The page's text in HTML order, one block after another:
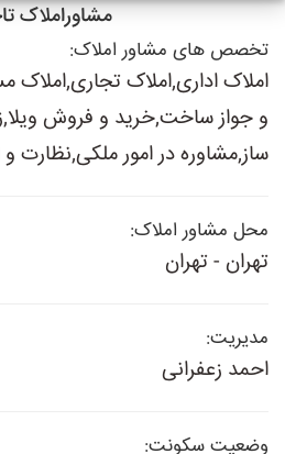
مشاوراملاک
تخصص های مشاور املاک:
املاک اداری,املاک تجاری,املاک
و جواز ساخت,خرید و فروش
ساز,مشاوره در امور ملکی,نظارت و
محل مشاور املاک:
تهران - تهران
مدیریت:
احمد زعفرانی
وضعیت سکونت: